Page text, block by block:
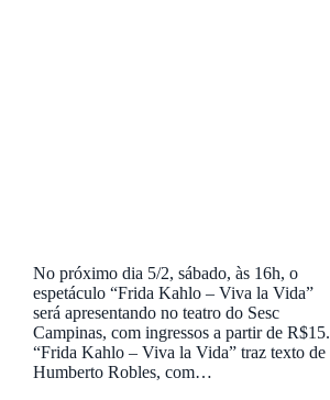
No próximo dia 5/2, sábado, às 16h, o
espetáculo “Frida Kahlo – Viva la Vida”
será apresentando no teatro do Sesc
Campinas, com ingressos a partir de R$15.
“Frida Kahlo – Viva la Vida” traz texto de
Humberto Robles, com…